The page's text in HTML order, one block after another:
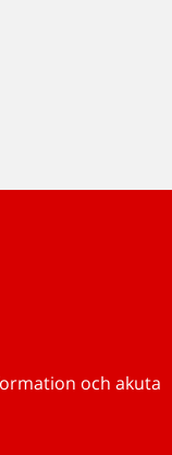
och akuta